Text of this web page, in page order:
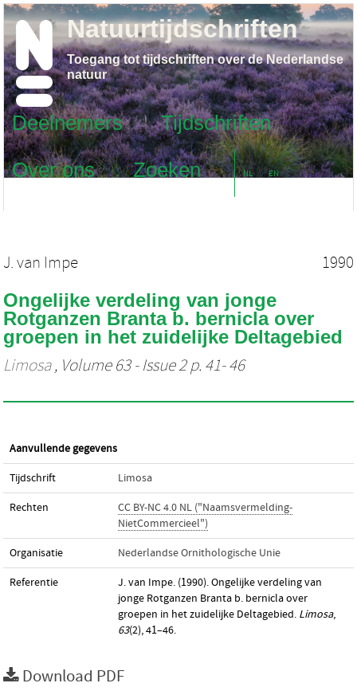
Deelnemers
Tijdschriften
Over ons
Zoeken NL EN
Natuurtijdschriften
Toegang tot tijdschriften over de Nederlandse
natuur
J. van Impe 1990
Ongelijke verdeling van jonge
Rotganzen Branta b. bernicla over
groepen in het zuidelijke Deltagebied
Limosa, Volume 63 - Issue 2 p. 41- 46
Aanvullende gegevens
Tijdschrift Limosa
Rechten
CC BY-NC 4.0 NL ("Naamsvermelding-
NietCommercieel")
Organisatie Nederlandse Ornithologische Unie
Referentie
J. van Impe. (1990). Ongelijke verdeling van
jonge Rotganzen Branta b. bernicla over
groepen in het zuidelijke Deltagebied. Limosa,
63(2), 41–46.
Download PDF